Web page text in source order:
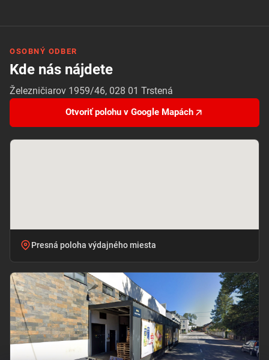
OSOBNÝ ODBER
Kde nás nájdete
Železničiarov 1959/46, 028 01 Trstená
Otvoriť polohu v Google Mapách
Presná poloha výdajného miesta